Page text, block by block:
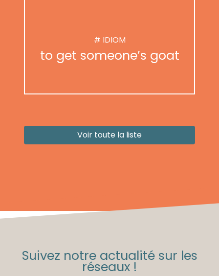
# IDIOM
to get someone’s goat
Voir toute la liste
Suivez notre actualité sur les
réseaux !